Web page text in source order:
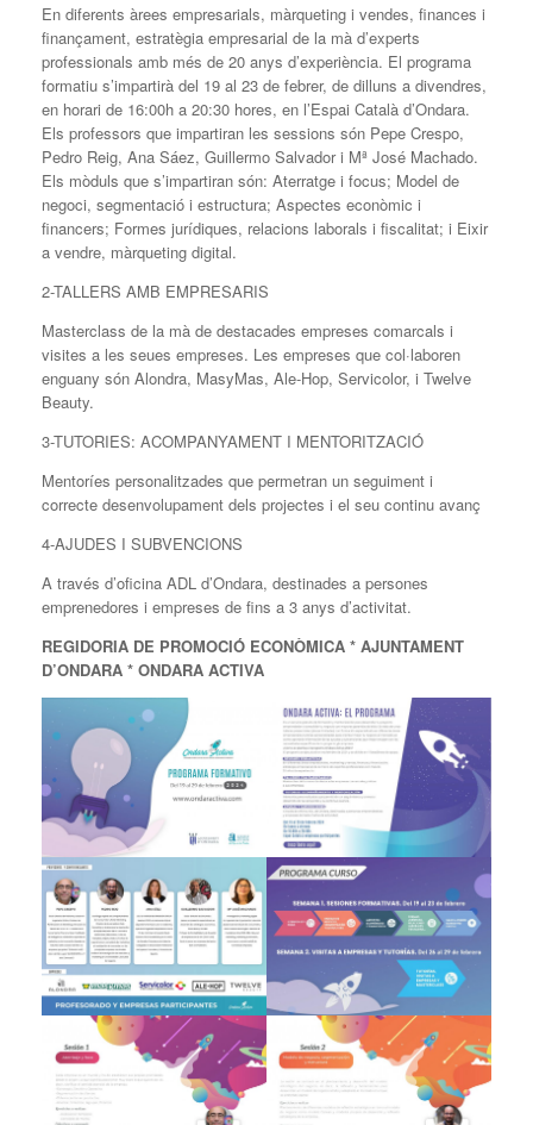
En diferents àrees empresarials, màrqueting i vendes, finances i
finançament, estratègia empresarial de la mà d’experts
professionals amb més de 20 anys d’experiència. El programa
formatiu s’impartirà del 19 al 23 de febrer, de dilluns a divendres,
en horari de 16:00h a 20:30 hores, en l’Espai Català d’Ondara.
Els professors que impartiran les sessions són Pepe Crespo,
Pedro Reig, Ana Sáez, Guillermo Salvador i Mª José Machado.
Els mòduls que s’impartiran són: Aterratge i focus; Model de
negoci, segmentació i estructura; Aspectes econòmic i
financers; Formes jurídiques, relacions laborals i fiscalitat; i Eixir
a vendre, màrqueting digital.
2-TALLERS AMB EMPRESARIS
Masterclass de la mà de destacades empreses comarcals i
visites a les seues empreses. Les empreses que col·laboren
enguany són Alondra, MasyMas, Ale-Hop, Servicolor, i Twelve
Beauty.
3-TUTORIES: ACOMPANYAMENT I MENTORITZACIÓ
Mentoríes personalitzades que permetran un seguiment i
correcte desenvolupament dels projectes i el seu continu avanç
4-AJUDES I SUBVENCIONS
A través d’oficina ADL d’Ondara, destinades a persones
emprenedores i empreses de fins a 3 anys d’activitat.
REGIDORIA DE PROMOCIÓ ECONÒMICA * AJUNTAMENT
D’ONDARA * ONDARA ACTIVA